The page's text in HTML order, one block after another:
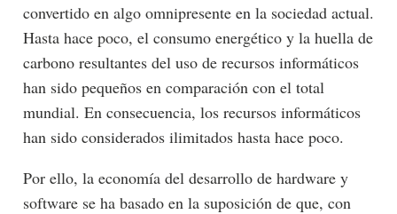
convertido en algo omnipresente en la sociedad actual.
Hasta hace poco, el consumo energético y la huella de
carbono resultantes del uso de recursos informáticos
han sido pequeños en comparación con el total
mundial. En consecuencia, los recursos informáticos
han sido considerados ilimitados hasta hace poco.
Por ello, la economía del desarrollo de hardware y
software se ha basado en la suposición de que, con